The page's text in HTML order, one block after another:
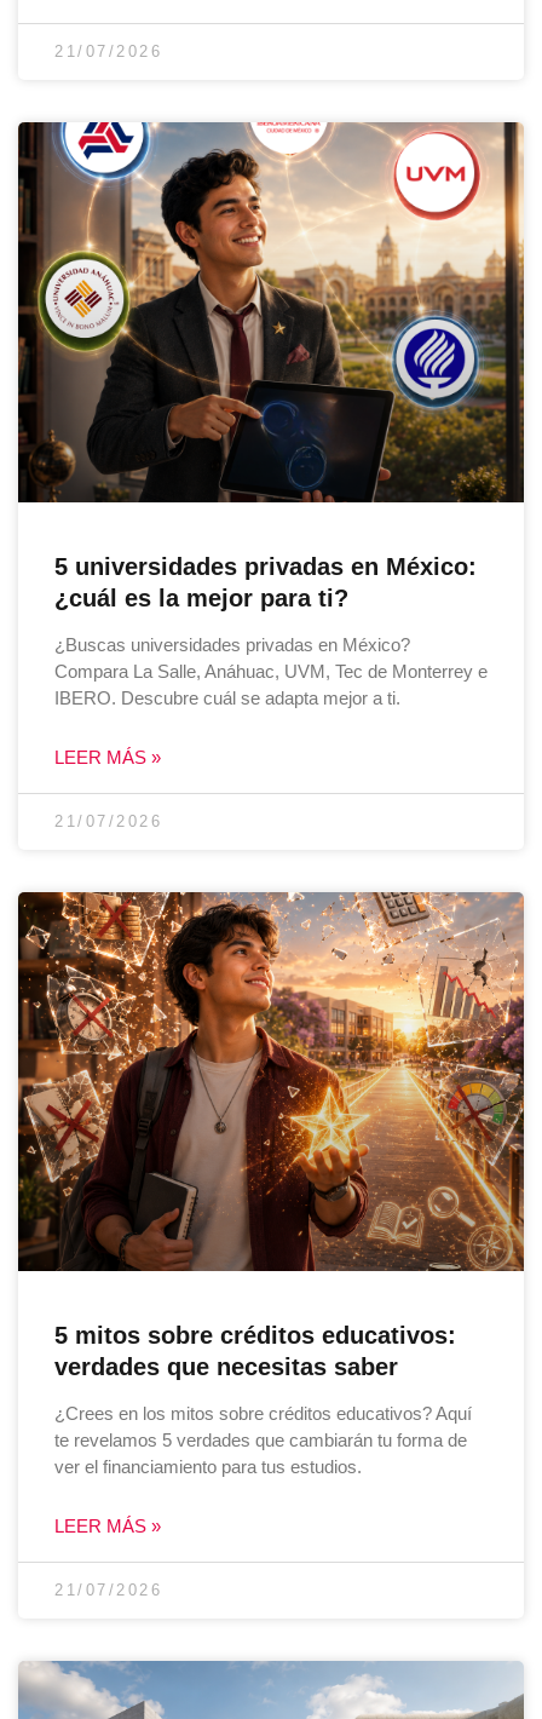
21/07/2026
5 universidades privadas en México:
¿cuál es la mejor para ti?
¿Buscas universidades privadas en México?
Compara La Salle, Anáhuac, UVM, Tec de Monterrey e
IBERO. Descubre cuál se adapta mejor a ti.
LEER MÁS »
21/07/2026
5 mitos sobre créditos educativos:
verdades que necesitas saber
¿Crees en los mitos sobre créditos educativos? Aquí
te revelamos 5 verdades que cambiarán tu forma de
ver el financiamiento para tus estudios.
LEER MÁS »
21/07/2026